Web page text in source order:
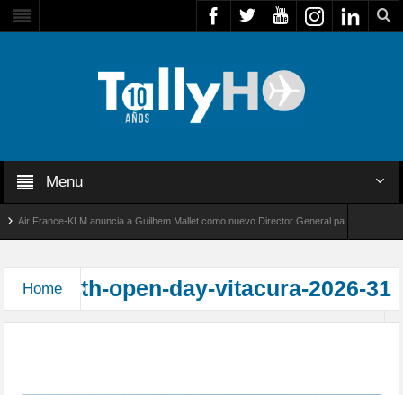
Menu
Air France-KLM anuncia a Guilhem Mallet como nuevo Director General para América
Home th-open-day-vitacura-2026-31